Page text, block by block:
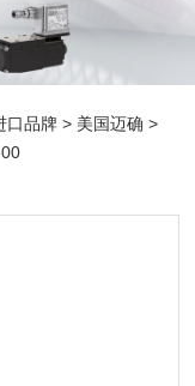
口品牌 > 美国迈确 >